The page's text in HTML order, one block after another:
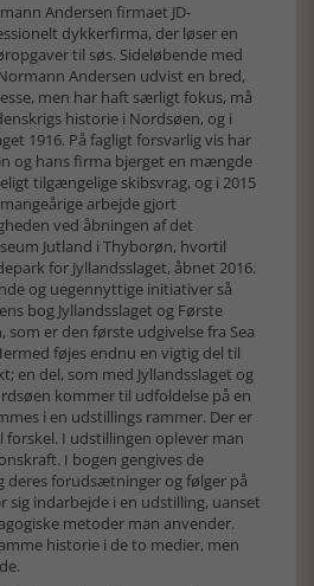
Andersen firmaet JD-
dykkerfirma, der løser en
til søs. Sideløbende med
Andersen udvist en bred,
men har haft særligt fokus, må
historie i Nordsøen, og i
1916. På fagligt forsvarlig vis har
og hans firma bjerget en mængde
tilgængelige skibsvrag, og i 2015
arbejde gjort
ved åbningen af det
Jutland i Thyborøn, hvortil
for Jyllandsslaget, åbnet 2016.
og uegennyttige initiativer så
bog Jyllandsslaget og Første
som er den første udgivelse fra Sea
føjes endnu en vigtig del til
en del, som med Jyllandsslaget og
kommer til udfoldelse på en
i en udstillings rammer. Der er
forskel. I udstillingen oplever man
I bogen gengives de
deres forudsætninger og følger på
sig indarbejde i en udstilling, uanset
metoder man anvender.
historie i de to medier, men